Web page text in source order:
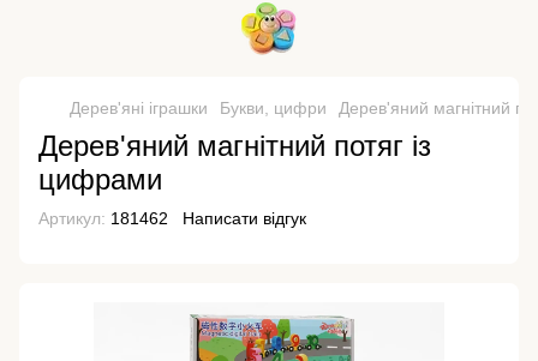
Дерев'яні іграшки Букви, цифри Дерев'яний магнітний
Дерев'яний магнітний потяг із
цифрами
Артикул: 181462 Написати відгук